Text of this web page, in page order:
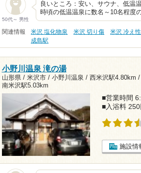
50代～ 男性
良いところ：安い、サウナ、低温
時頃の低温温泉に数名～10名程度
関連情報 米沢 塩化物泉 米沢 切り傷 米沢 冷え性
成島駅
小野川温泉 滝の湯
山形県 / 米沢市 / 小野川温泉 / 西米沢駅4.80km /
南米沢駅5.03km
■営業時間
■入浴料 250
施設情